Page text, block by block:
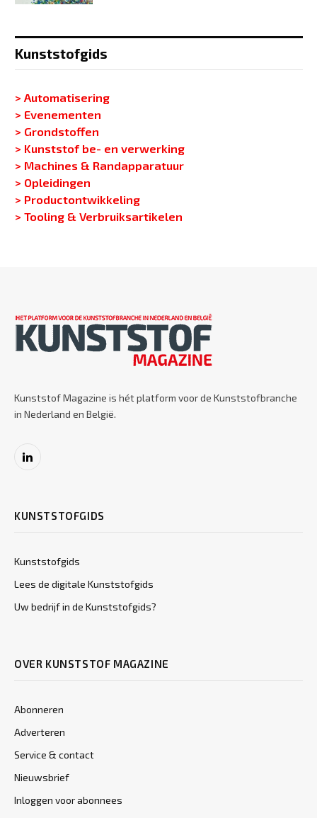
Kunststofgids
> Automatisering
> Evenementen
> Grondstoffen
> Kunststof be- en verwerking
> Machines & Randapparatuur
> Opleidingen
> Productontwikkeling
> Tooling & Verbruiksartikelen
Kunststof Magazine is hét platform voor de Kunststofbranche
in Nederland en België.
LinkedIn
KUNSTSTOFGIDS
Kunststofgids
Lees de digitale Kunststofgids
Uw bedrijf in de Kunststofgids?
OVER KUNSTSTOF MAGAZINE
Abonneren
Adverteren
Service & contact
Nieuwsbrief
Inloggen voor abonnees